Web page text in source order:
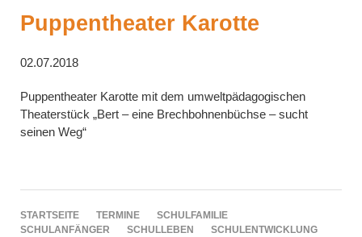
Puppentheater Karotte
02.07.2018
Puppentheater Karotte mit dem umweltpädagogischen
Theaterstück „Bert – eine Brechbohnenbüchse – sucht
seinen Weg“
NAVIGATION
ÜBERSPRINGEN
STARTSEITE TERMINE
SCHULFAMILIE
SCHULANFÄNGER
SCHULLEBEN
SCHULENTWICKLUNG